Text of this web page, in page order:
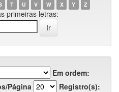
T U V W X Y Z
primeiras letras:
Em ordem:
Página
Registro(s):